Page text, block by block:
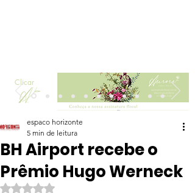
Clicar
BH Airport recebe o
Prêmio Hugo Werneck
espaco horizonte
5 min de leitura
Avaliado com NaN de 5 estrelas.